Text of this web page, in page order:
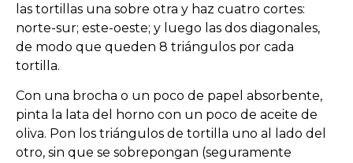
las tortillas una sobre otra y haz cuatro cortes:
norte-sur; este-oeste; y luego las dos diagonales,
de modo que queden 8 triángulos por cada
tortilla.
Con una brocha o un poco de papel absorbente,
pinta la lata del horno con un poco de aceite de
oliva. Pon los triángulos de tortilla uno al lado del
otro, sin que se sobrepongan (seguramente